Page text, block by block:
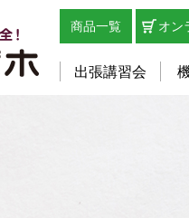
商品一覧 オン
出張講習会